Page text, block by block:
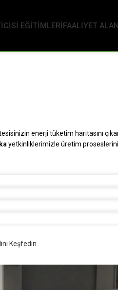
EĞITIMLERIFAALİYET
enerji tüketim haritasını
yetkinliklerimizle üretim
Keşfedin